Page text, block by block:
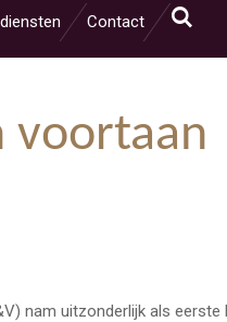
Contact
voortaan
nam uitzonderlijk als eerste